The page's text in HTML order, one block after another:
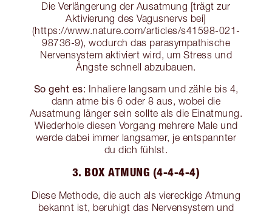
Die Verlängerung der Ausatmung [trägt zur
Aktivierung des Vagusnervs bei]
(https://www.nature.com/articles/s41598-021-
98736-9), wodurch das parasympathische
Nervensystem aktiviert wird, um Stress und
Ängste schnell abzubauen.
So geht es: Inhaliere langsam und zähle bis 4,
dann atme bis 6 oder 8 aus, wobei die
Ausatmung länger sein sollte als die Einatmung.
Wiederhole diesen Vorgang mehrere Male und
werde dabei immer langsamer, je entspannter
du dich fühlst.
3. BOX ATMUNG (4-4-4-4)
Diese Methode, die auch als viereckige Atmung
bekannt ist, beruhigt das Nervensystem und